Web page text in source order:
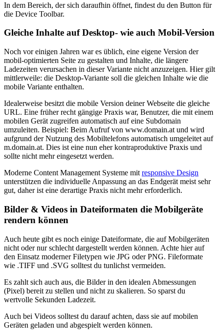
In dem Bereich, der sich daraufhin öffnet, findest du den Button für
die Device Toolbar.
Gleiche Inhalte auf Desktop- wie auch Mobil-Version
Noch vor einigen Jahren war es üblich, eine eigene Version der
mobil-optimierten Seite zu gestalten und Inhalte, die längere
Ladezeiten verursachen in dieser Variante nicht anzuzeigen. Hier gilt
mittlerweile: die Desktop-Variante soll die gleichen Inhalte wie die
mobile Variante enthalten.
Idealerweise besitzt die mobile Version deiner Webseite die gleiche
URL. Eine früher recht gängige Praxis war, Benutzer, die mit einem
mobilen Gerät zugreifen automatisch auf eine Subdomain
umzuleiten. Beispiel: Beim Aufruf von www.domain.at und wird
aufgrund der Nutzung des Mobiltelefons automatisch umgeleitet auf
m.domain.at. Dies ist eine nun eher kontraproduktive Praxis und
sollte nicht mehr eingesetzt werden.
Moderne Content Management Systeme mit responsive Design
unterstützen die individuelle Anpassung an das Endgerät meist sehr
gut, daher ist eine derartige Praxis nicht mehr erforderlich.
Bilder & Videos in Dateiformaten die Mobilgeräte
rendern können
Auch heute gibt es noch einige Dateiformate, die auf Mobilgeräten
nicht oder nur schlecht dargestellt werden können. Achte hier auf
den Einsatz moderner Filetypen wie JPG oder PNG. Fileformate
wie .TIFF und .SVG solltest du tunlichst vermeiden.
Es zahlt sich auch aus, die Bilder in den idealen Abmessungen
(Pixel) bereit zu stellen und nicht zu skalieren. So sparst du
wertvolle Sekunden Ladezeit.
Auch bei Videos solltest du darauf achten, dass sie auf mobilen
Geräten geladen und abgespielt werden können.